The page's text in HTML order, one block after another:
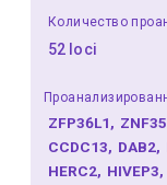
Количество
52 loci
ZFP36L1
CCDC13 DAB2
HERC2 HIVEP3